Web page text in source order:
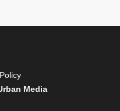
Media